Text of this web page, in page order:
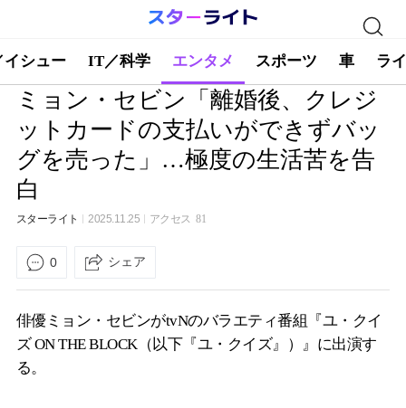
イシュー IT／科学 エンタメ スポーツ 車 ラ
ミョン・セビン「離婚後、クレジ
ットカードの支払いができずバッ
グを売った」…極度の生活苦を告
白
スターライト 2025.11.25 アクセス 81
0 シェア
俳優ミョン・セビンがtvNのバラエティ番組『ユ・クイ
ズ ON THE BLOCK（以下『ユ・クイズ』）』に出演す
る。